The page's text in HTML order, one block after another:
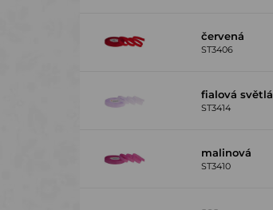
červená
ST3406
fialová světlá
ST3414
malinová
ST3410